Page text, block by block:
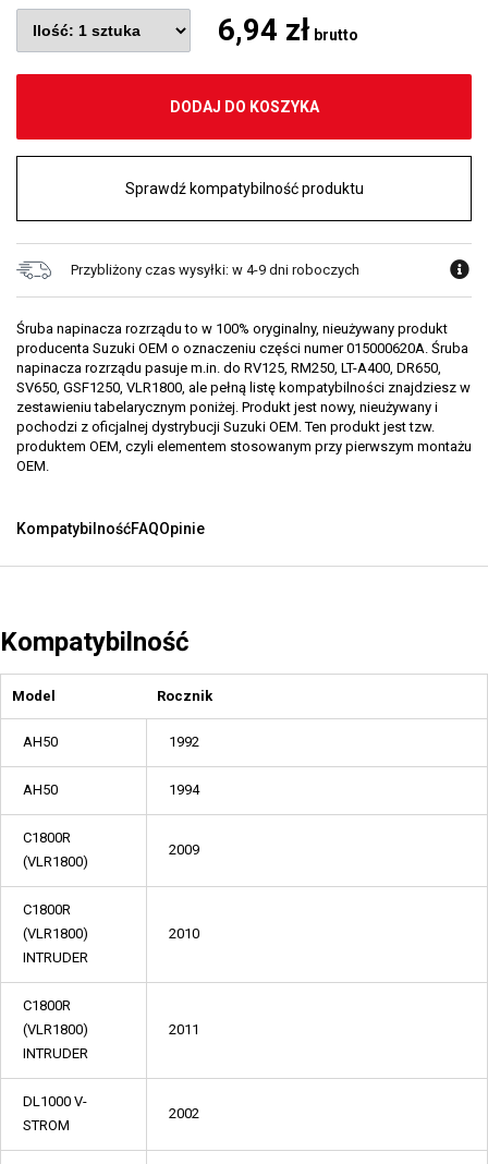
6,94 zł brutto
DODAJ DO KOSZYKA
Sprawdź kompatybilność produktu
Przybliżony czas wysyłki: w 4-9 dni roboczych
Śruba napinacza rozrządu to w 100% oryginalny, nieużywany produkt
producenta Suzuki OEM o oznaczeniu części numer 015000620A. Śruba
napinacza rozrządu pasuje m.in. do RV125, RM250, LT-A400, DR650,
SV650, GSF1250, VLR1800, ale pełną listę kompatybilności znajdziesz w
zestawieniu tabelarycznym poniżej. Produkt jest nowy, nieużywany i
pochodzi z oficjalnej dystrybucji Suzuki OEM. Ten produkt jest tzw.
produktem OEM, czyli elementem stosowanym przy pierwszym montażu
OEM.
KompatybilnośćFAQOpinie
Kompatybilność
Model Rocznik
AH50 1992
AH50 1994
C1800R
(VLR1800)
2009
C1800R
(VLR1800)
INTRUDER
2010
C1800R
(VLR1800)
INTRUDER
2011
DL1000 V-
STROM
2002